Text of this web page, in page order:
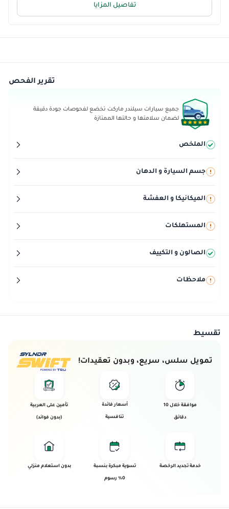
تفاصيل المزايا
تقرير الفحص
جميع سيارات سيلندر ماركت تخضع لفحوصات جودة دقيقة
لضمان سلامتها و حالتها الممتازة
الملخص
جسم السيارة و الدهان
الميكانيكا و العفشة
المستهلكات
الصالون و التكييف
ملاحظات
تقسيط
تمويل سلس، سريع، وبدون تعقيدات!
موافقة خلال 10
دقائق
أسعار فائدة
تنافسية
تأمين على العربية
(بدون فوائد)
خدمة تجديد الرخصة تسوية مبكرة بنسبة
0% رسوم
بدون استعلام منزلي